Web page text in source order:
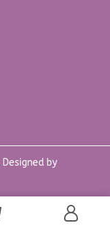
Designed by